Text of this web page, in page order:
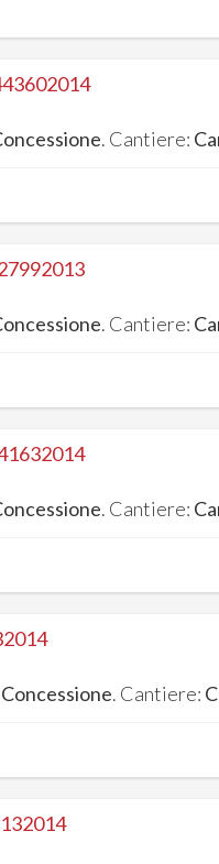
. Cantiere:
. Cantiere:
. Cantiere:
. Cantiere: